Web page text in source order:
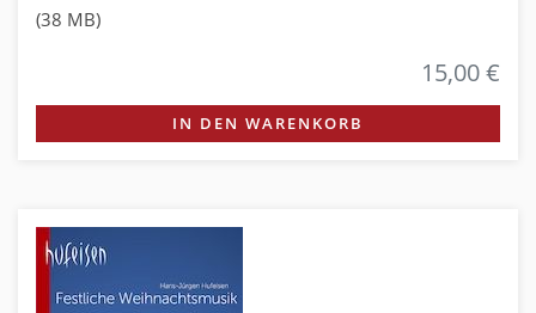
(38 MB)
15,00 €
IN DEN WARENKORB